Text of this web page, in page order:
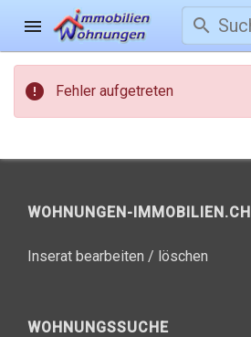
menu search
error Fehler aufgetreten
WOHNUNGEN-IMMOBILIEN.CH
Inserat bearbeiten / löschen
WOHNUNGSSUCHE